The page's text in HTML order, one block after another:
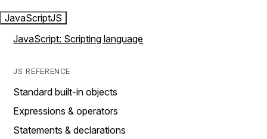
JavaScriptJS
JavaScript: Scripting language
JS REFERENCE
Standard built-in objects
Expressions & operators
Statements & declarations